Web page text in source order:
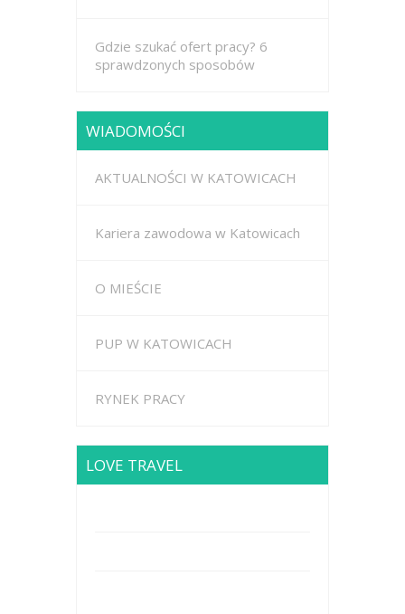
Gdzie szukać ofert pracy? 6
sprawdzonych sposobów
WIADOMOŚCI
AKTUALNOŚCI W KATOWICACH
Kariera zawodowa w Katowicach
O MIEŚCIE
PUP W KATOWICACH
RYNEK PRACY
LOVE TRAVEL